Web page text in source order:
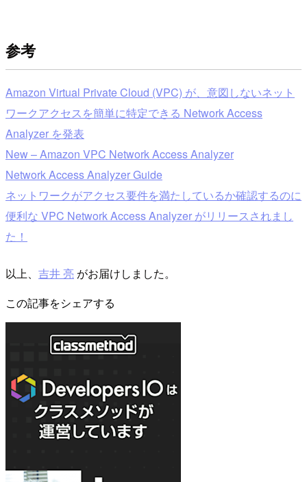
参考
Amazon Virtual Private Cloud (VPC) が、意図しないネット
ワークアクセスを簡単に特定できる Network Access
Analyzer を発表
New – Amazon VPC Network Access Analyzer
Network Access Analyzer Guide
ネットワークがアクセス要件を満たしているか確認するのに
便利な VPC Network Access Analyzer がリリースされまし
た！
以上、 吉井 亮 がお届けしました。
この記事をシェアする